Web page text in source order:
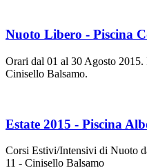
Nuoto Libero - Piscina
Orari dal 01 al 30 Agosto
Cinisello Balsamo.
Estate 2015 - Piscina
Corsi Estivi/Intensivi di Nuoto
11 - Cinisello Balsamo